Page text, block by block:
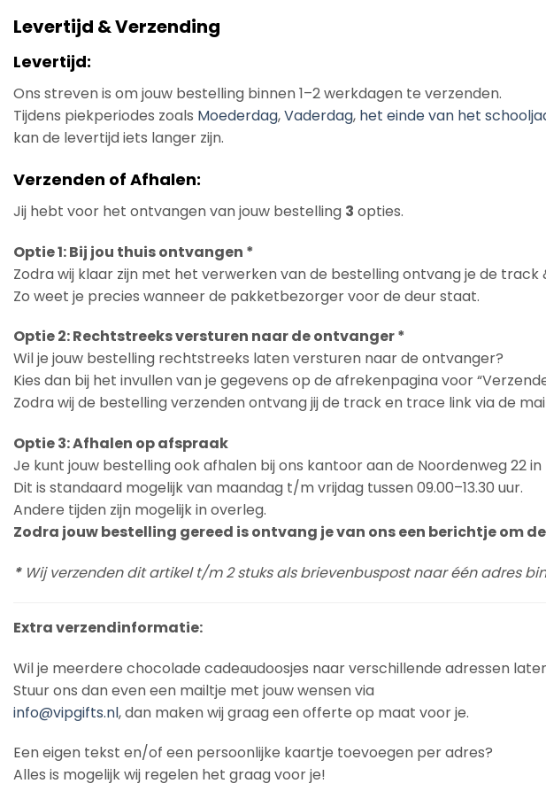
Levertijd & Verzending
Levertijd:
Ons streven is om jouw bestelling binnen 1–2 werkdagen te verzenden.
Tijdens piekperiodes zoals Moederdag,Vaderdag, het einde van het
kan de levertijd iets langer zijn.
Verzenden of Afhalen:
Jij hebt voor het ontvangen van jouw bestelling 3 opties.
Optie 1: Bij jou thuis ontvangen *
Zodra wij klaar zijn met het verwerken van de bestelling ontvang je de track
Zo weet je precies wanneer de pakketbezorger voor de deur staat.
Optie 2: Rechtstreeks versturen naar de ontvanger *
Wil je jouw bestelling rechtstreeks laten versturen naar de ontvanger?
Kies dan bij het invullen van je gegevens op de afrekenpagina voor
Zodra wij de bestelling verzenden ontvang jij de track en trace link via de
Optie 3: Afhalen op afspraak
Je kunt jouw bestelling ook afhalen bij ons kantoor aan de Noordenweg 22 in
Dit is standaard mogelijk van maandag t/m vrijdag tussen 09.00–13.30 uur.
Andere tijden zijn mogelijk in overleg.
Zodra jouw bestelling gereed is ontvang je van ons een berichtje om
* Wij verzenden dit artikel t/m 2 stuks als brievenbuspost naar één adres
Extra verzendinformatie:
Wil je meerdere chocolade cadeaudoosjes naar verschillende adressen
Stuur ons dan even een mailtje met jouw wensen via
info@vipgifts.nl, dan maken wij graag een offerte op maat voor je.
Een eigen tekst en/of een persoonlijke kaartje toevoegen per adres?
Alles is mogelijk wij regelen het graag voor je!